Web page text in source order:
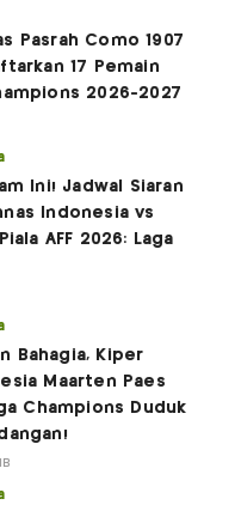
Pasrah Como 1907
17 Pemain
2026-2027
Ini! Jadwal Siaran
Indonesia vs
AFF 2026: Laga
Bahagia, Kiper
Maarten Paes
Champions Duduk